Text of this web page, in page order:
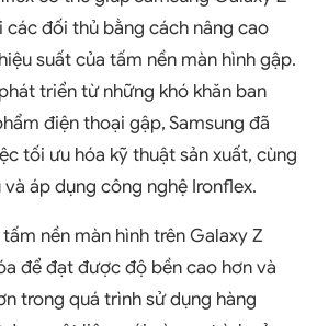
các đối thủ bằng cách nâng cao
suất của tấm nền màn hình gập.
triển từ những khó khăn ban
điện thoại gập, Samsung đã
tối ưu hóa kỹ thuật sản xuất, cùng
áp dụng công nghệ Ironflex.
nền màn hình trên Galaxy Z
để đạt được độ bền cao hơn và
trong quá trình sử dụng hàng